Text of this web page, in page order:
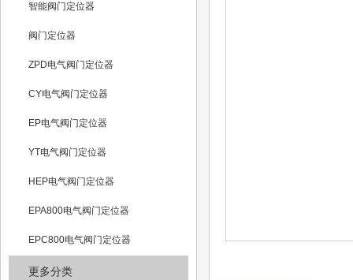
智能阀门定位器
阀门定位器
ZPD电气阀门定位器
CY电气阀门定位器
EP电气阀门定位器
YT电气阀门定位器
HEP电气阀门定位器
EPA800电气阀门定位器
EPC800电气阀门定位器
更多分类